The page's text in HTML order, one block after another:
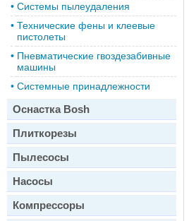
• Системы пылеудаления
• Технические фены и клеевые
пистолеты
• Пневматические гвоздезабивные
машины
• Системные принадлежности
Оснастка Bosh
Плиткорезы
Пылесосы
Насосы
Компрессоры